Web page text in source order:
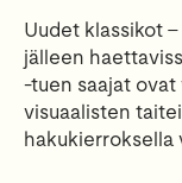
Uudet klassikot
jälleen
-tuen saajat
visuaalisten
hakukierroksella